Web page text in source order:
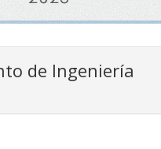
de Ingeniería